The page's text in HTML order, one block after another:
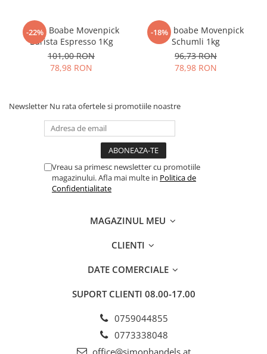
-22%
Cafea Boabe Movenpick
Barista Espresso 1Kg
101,00 RON
78,98 RON
-18%
Cafea boabe Movenpick
Schumli 1kg
96,73 RON
78,98 RON
Newsletter Nu rata ofertele si promotiile noastre
Vreau sa primesc newsletter cu promotiile
magazinului. Afla mai multe in Politica de
Confidentialitate
MAGAZINUL MEU
CLIENTI
DATE COMERCIALE
SUPORT CLIENTI 08.00-17.00
0759044855
0773338048
office@simonhandels.at